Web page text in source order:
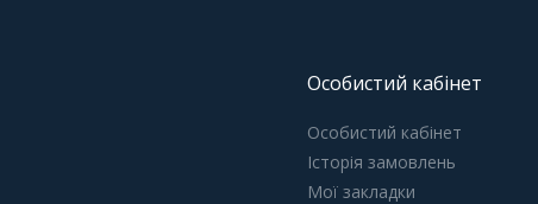
Особистий кабінет
Особистий кабінет
Історія замовлень
Мої закладки